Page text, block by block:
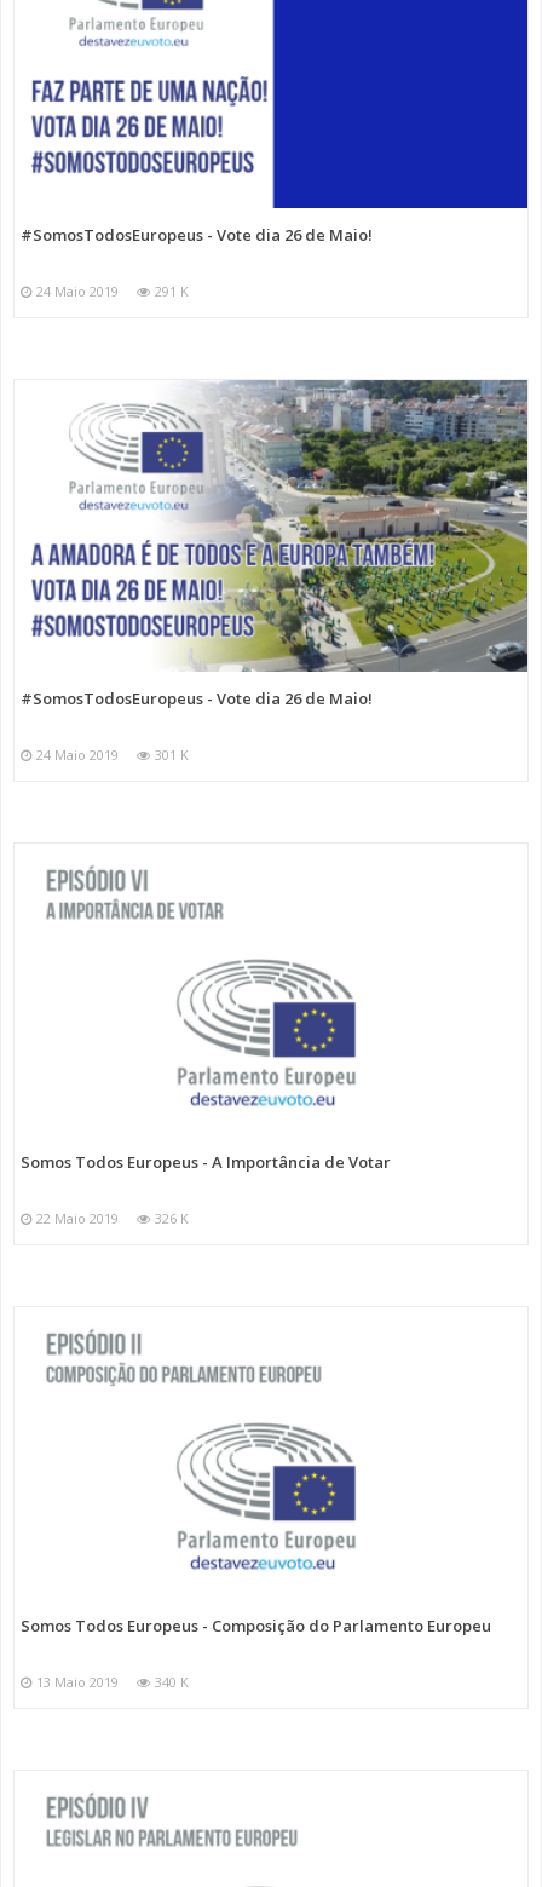
#SomosTodosEuropeus - Vote dia 26 de Maio!
24 Maio 2019 291 K
#SomosTodosEuropeus - Vote dia 26 de Maio!
24 Maio 2019 301 K
Somos Todos Europeus - A Importância de Votar
22 Maio 2019 326 K
Somos Todos Europeus - Composição do Parlamento Europeu
13 Maio 2019 340 K